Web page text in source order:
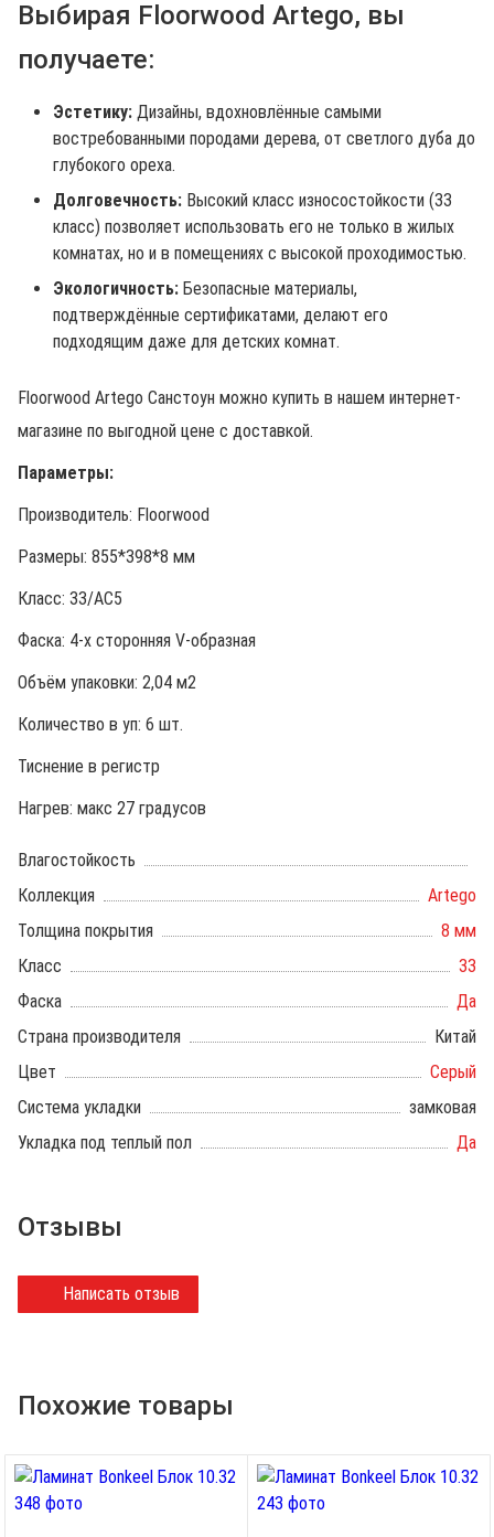
Выбирая Floorwood Artego, вы
получаете:
Эстетику: Дизайны, вдохновлённые самыми
востребованными породами дерева, от светлого дуба до
глубокого ореха.
Долговечность: Высокий класс износостойкости (33
класс) позволяет использовать его не только в жилых
комнатах, но и в помещениях с высокой проходимостью.
Экологичность: Безопасные материалы,
подтверждённые сертификатами, делают его
подходящим даже для детских комнат.
Floorwood Artego Санстоун можно купить в нашем интернет-
магазине по выгодной цене с доставкой.
Параметры:
Производитель: Floorwood
Размеры: 855*398*8 мм
Класс: 33/АС5
Фаска: 4-х сторонняя V-образная
Объём упаковки: 2,04 м2
Количество в уп: 6 шт.
Тиснение в регистр
Нагрев: макс 27 градусов
Влагостойкость
Коллекция
Artego
Толщина покрытия
8 мм
Класс
33
Фаска
Да
Страна производителя
Китай
Цвет
Серый
Система укладки
замковая
Укладка под теплый пол
Да
Отзывы
Написать отзыв
Похожие товары